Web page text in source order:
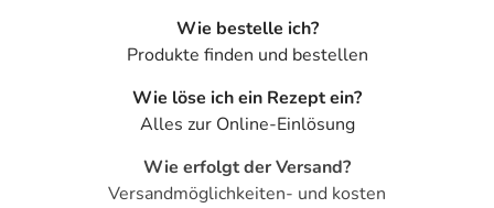
Wie bestelle ich?
Produkte finden und bestellen
Wie löse ich ein Rezept ein?
Alles zur Online-Einlösung
Wie erfolgt der Versand?
Versandmöglichkeiten- und kosten